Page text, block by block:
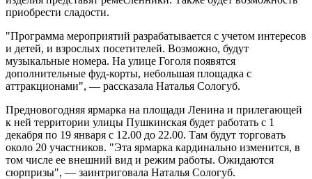
приобрести сладости.
"Программа мероприятий разрабатывается с учетом интересов
и детей, и взрослых посетителей. Возможно, будут
музыкальные номера. На улице Гоголя появятся
дополнительные фуд-корты, небольшая площадка с
аттракционами", — рассказала Наталья Сологуб.
Предновогодняя ярмарка на площади Ленина и прилегающей
к ней территории улицы Пушкинская будет работать с 1
декабря по 19 января с 12.00 до 22.00. Там будут торговать
около 20 участников. "Эта ярмарка кардинально изменится, в
том числе ее внешний вид и режим работы. Ожидаются
сюрпризы", — заинтриговала Наталья Сологуб.